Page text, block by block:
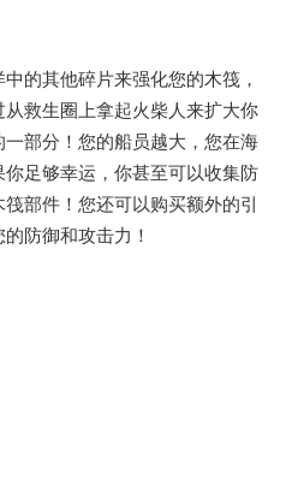
的其他碎片来强化您的木筏，
救生圈上拿起火柴人来扩大你
部分！您的船员越大，您在海
足够幸运，你甚至可以收集防
部件！您还可以购买额外的引
防御和攻击力！